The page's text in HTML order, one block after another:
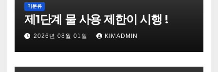
미분류
제1단계 물 사용 제한이 시행 !
2026년 08월 01일 KIMADMIN